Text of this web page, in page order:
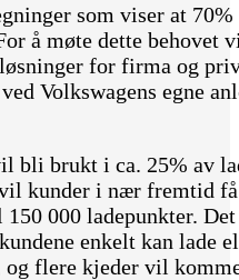
som viser at
å møte dette behovet
for firma og
Volkswagens egne
bli brukt i ca. 25% av
kunder i nær fremtid
000 ladepunkter.
enkelt kan lade
og flere kjeder vil